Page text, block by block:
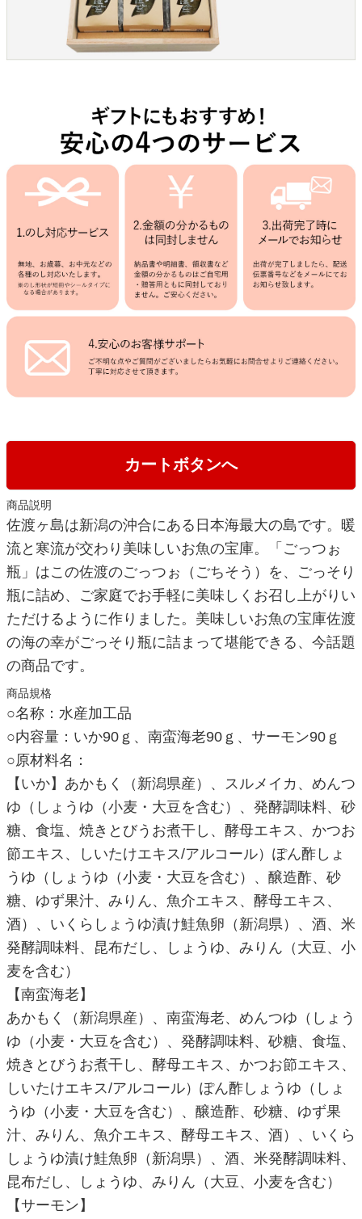
カートボタンへ
商品説明
佐渡ヶ島は新潟の沖合にある日本海最大の島です。暖
流と寒流が交わり美味しいお魚の宝庫。「ごっつぉ
瓶」はこの佐渡のごっつぉ（ごちそう）を、ごっそり
瓶に詰め、ご家庭でお手軽に美味しくお召し上がりい
ただけるように作りました。美味しいお魚の宝庫佐渡
の海の幸がごっそり瓶に詰まって堪能できる、今話題
の商品です。
商品規格
○名称：水産加工品
○内容量：いか90ｇ、南蛮海老90ｇ、サーモン90ｇ
○原材料名：
【いか】あかもく（新潟県産）、スルメイカ、めんつ
ゆ（しょうゆ（小麦・大豆を含む）、発酵調味料、砂
糖、食塩、焼きとびうお煮干し、酵母エキス、かつお
節エキス、しいたけエキス/アルコール）ぽん酢しょ
うゆ（しょうゆ（小麦・大豆を含む）、醸造酢、砂
糖、ゆず果汁、みりん、魚介エキス、酵母エキス、
酒）、いくらしょうゆ漬け鮭魚卵（新潟県）、酒、米
発酵調味料、昆布だし、しょうゆ、みりん（大豆、小
麦を含む）
【南蛮海老】
あかもく（新潟県産）、南蛮海老、めんつゆ（しょう
ゆ（小麦・大豆を含む）、発酵調味料、砂糖、食塩、
焼きとびうお煮干し、酵母エキス、かつお節エキス、
しいたけエキス/アルコール）ぽん酢しょうゆ（しょ
うゆ（小麦・大豆を含む）、醸造酢、砂糖、ゆず果
汁、みりん、魚介エキス、酵母エキス、酒）、いくら
しょうゆ漬け鮭魚卵（新潟県）、酒、米発酵調味料、
昆布だし、しょうゆ、みりん（大豆、小麦を含む）
【サーモン】